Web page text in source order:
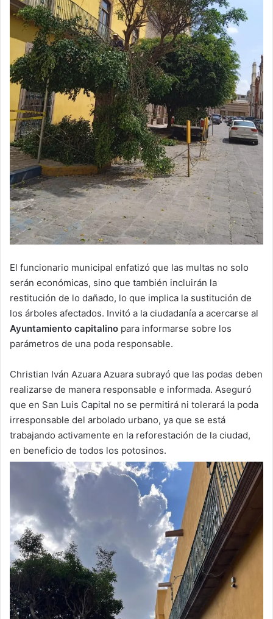
El funcionario municipal enfatizó que las multas no solo
serán económicas, sino que también incluirán la
restitución de lo dañado, lo que implica la sustitución de
los árboles afectados. Invitó a la ciudadanía a acercarse al
Ayuntamiento capitalino para informarse sobre los
parámetros de una poda responsable.
Christian Iván Azuara Azuara subrayó que las podas deben
realizarse de manera responsable e informada. Aseguró
que en San Luis Capital no se permitirá ni tolerará la poda
irresponsable del arbolado urbano, ya que se está
trabajando activamente en la reforestación de la ciudad,
en beneficio de todos los potosinos.